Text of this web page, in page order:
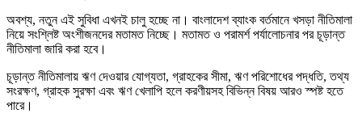
অবশ্য, নতুন এই সুবিধা এখনই চালু হচ্ছে না। বাংলাদেশ ব্যাংক বর্তমানে খসড়া নীতিমালা
নিয়ে সংশ্লিষ্ট অংশীজনদের মতামত নিচ্ছে। মতামত ও পরামর্শ পর্যালোচনার পর চূড়ান্ত
নীতিমালা জারি করা হবে।
চূড়ান্ত নীতিমালায় ঋণ দেওয়ার যোগ্যতা, গ্রাহকের সীমা, ঋণ পরিশোধের পদ্ধতি, তথ্য
সংরক্ষণ, গ্রাহক সুরক্ষা এবং ঋণ খেলাপি হলে করণীয়সহ বিভিন্ন বিষয় আরও স্পষ্ট হতে
পারে।